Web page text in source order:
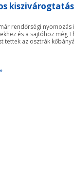
kiszivárogtatás
rendőrségi nyomozás
és a sajtóhoz még
tettek az osztrák